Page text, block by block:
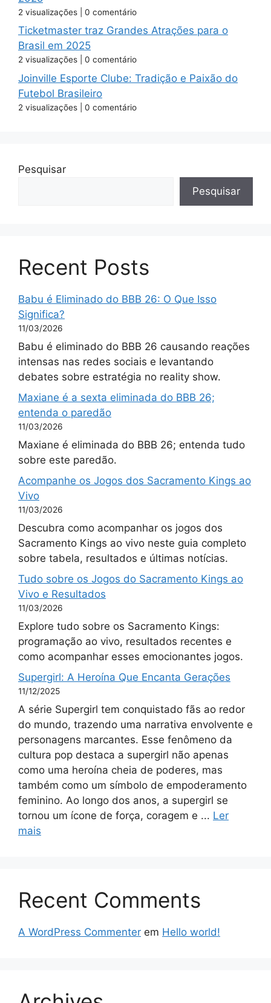
2 visualizações 0 comentário
Ticketmaster traz Grandes Atrações para o
Brasil em 2025
2 visualizações 0 comentário
Joinville Esporte Clube: Tradição e Paixão do
Futebol Brasileiro
2 visualizações 0 comentário
Pesquisar
Pesquisar
Recent Posts
Babu é Eliminado do BBB 26: O Que Isso
Significa?
11/03/2026
Babu é eliminado do BBB 26 causando reações
intensas nas redes sociais e levantando
debates sobre estratégia no reality show.
Maxiane é a sexta eliminada do BBB 26;
entenda o paredão
11/03/2026
Maxiane é eliminada do BBB 26; entenda tudo
sobre este paredão.
Acompanhe os Jogos dos Sacramento Kings ao
Vivo
11/03/2026
Descubra como acompanhar os jogos dos
Sacramento Kings ao vivo neste guia completo
sobre tabela, resultados e últimas notícias.
Tudo sobre os Jogos do Sacramento Kings ao
Vivo e Resultados
11/03/2026
Explore tudo sobre os Sacramento Kings:
programação ao vivo, resultados recentes e
como acompanhar esses emocionantes jogos.
Supergirl: A Heroína Que Encanta Gerações
11/12/2025
A série Supergirl tem conquistado fãs ao redor
do mundo, trazendo uma narrativa envolvente e
personagens marcantes. Esse fenômeno da
cultura pop destaca a supergirl não apenas
como uma heroína cheia de poderes, mas
também como um símbolo de empoderamento
feminino. Ao longo dos anos, a supergirl se
tornou um ícone de força, coragem e ... Ler
mais
Recent Comments
A WordPress Commenter em Hello world!